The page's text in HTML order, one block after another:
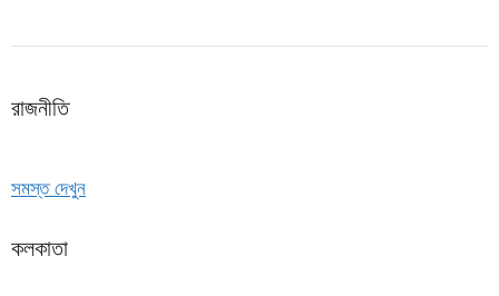
রাজনীতি
সমস্ত দেখুন
কলকাতা